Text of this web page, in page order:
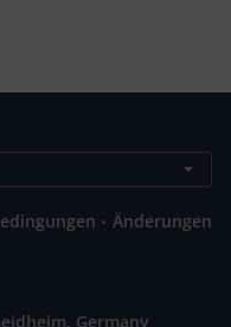
. Änderungen
Germany